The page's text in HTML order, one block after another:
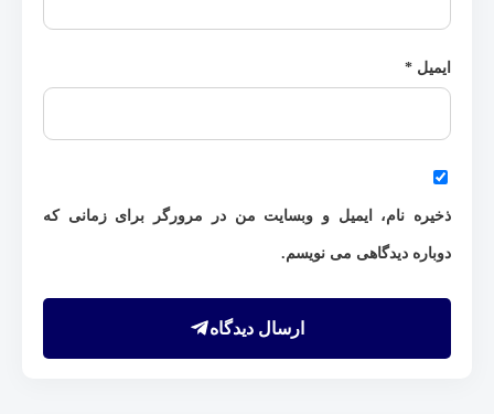
ایمیل *
ذخیره نام، ایمیل و وبسایت من در مرورگر برای زمانی که
دوباره دیدگاهی می نویسم.
ارسال دیدگاه